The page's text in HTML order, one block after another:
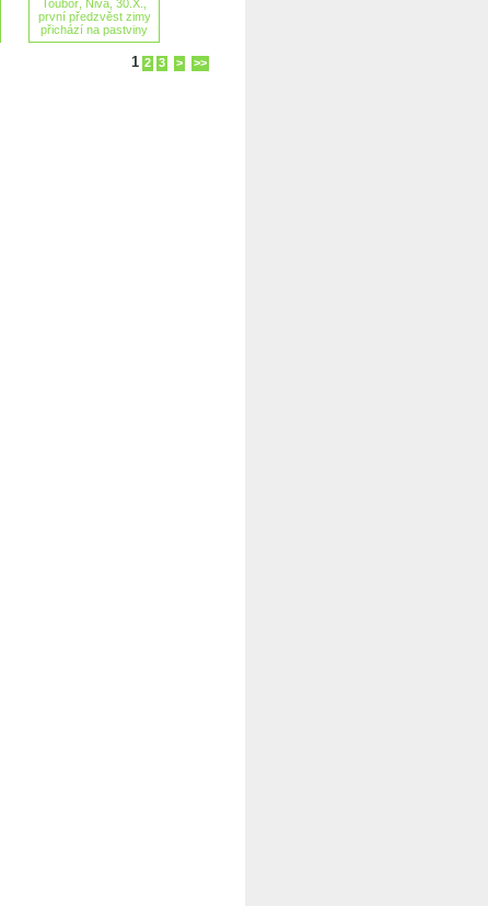
Touboř, Niva, 30.X.,
první předzvěst zimy
přichází na pastviny
1 2 3 > >>